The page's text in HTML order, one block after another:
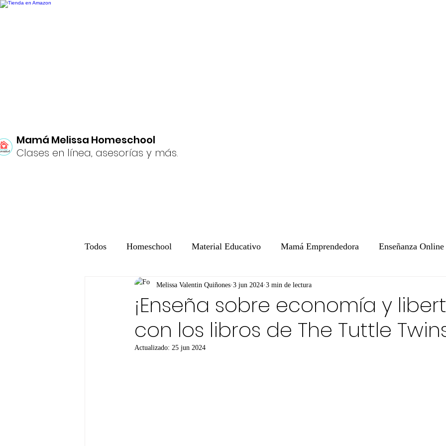
Mamá Melissa Homeschool
Clases en línea, asesorías y más.
Todos Homeschool Material Educativo Mamá Emprendedora Enseñanza Online
¡Enseña sobre economía y
con los libros de The Tuttle
Melissa Valentin Quiñones 3 jun 2024 3 min de lectura
Actualizado: 25 jun 2024